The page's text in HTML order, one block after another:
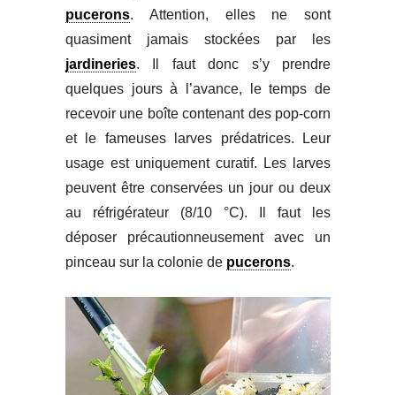
pucerons. Attention, elles ne sont
quasiment jamais stockées par les
jardineries. Il faut donc s’y prendre
quelques jours à l’avance, le temps de
recevoir une boîte contenant des pop-corn
et le fameuses larves prédatrices. Leur
usage est uniquement curatif. Les larves
peuvent être conservées un jour ou deux
au réfrigérateur (8/10 °C). Il faut les
déposer précautionneusement avec un
pinceau sur la colonie de pucerons.